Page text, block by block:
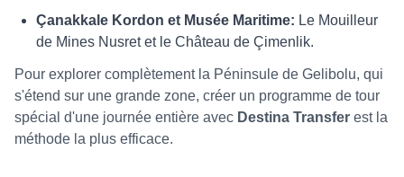
Çanakkale Kordon et Musée Maritime: Le Mouilleur
de Mines Nusret et le Château de Çimenlik.
Pour explorer complètement la Péninsule de Gelibolu, qui
s'étend sur une grande zone, créer un programme de tour
spécial d'une journée entière avec Destina Transfer est la
méthode la plus efficace.